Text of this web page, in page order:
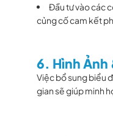
Đầu tư vào các
củng cố cam kết
6. Hình Ảnh
Việc bổ sung biểu
gian sẽ giúp minh